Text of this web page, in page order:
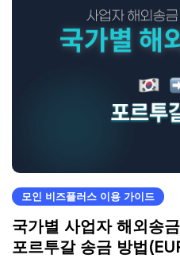
모인 비즈플러스 이용 가이드
국가별 사업자 해외송
포르투갈 송금 방법